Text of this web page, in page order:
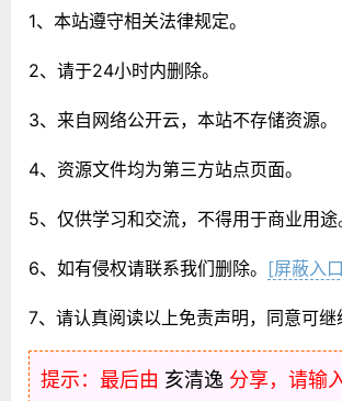
1、本站遵守相关法律规定。
2、请于24小时内删除。
3、来自网络公开云，本站不存储资源。
4、资源文件均为第三方站点页面。
5、仅供学习和交流，不得用于商业用途
6、如有侵权请联系我们删除。 [屏蔽入
7、请认真阅读以上免责声明，同意可继
提示：最后由 亥清逸 分享，请输